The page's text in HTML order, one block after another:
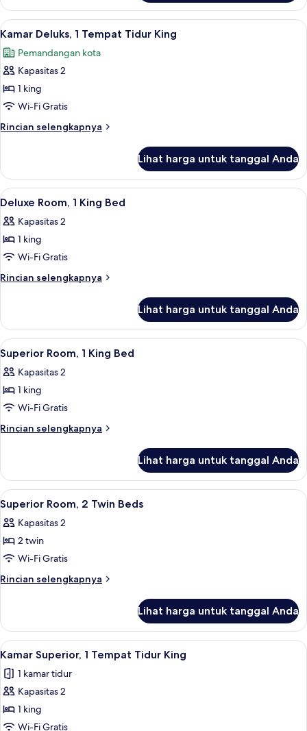
Suite
Junior
Lihat
semua
foto
untuk
Kamar
Deluks,
1
Tempat
King
Kamar Deluks, 1 Tempat Tidur King |
8
Kamar Deluks, 1 Tempat Tidur King
Pemandangan kota
Kapasitas 2
1 king
Wi-Fi Gratis
Rincian selengkapnya
Rincian
Kamar
Deluks,
1
Tidur
King
Lihat harga untuk tanggal Anda
Lihat
semua
foto
untuk
Deluxe
Room,
Bed
Minibar, brankas, meja kerja, dan
7
Deluxe Room, 1 King Bed
Kapasitas 2
1 king
Wi-Fi Gratis
Rincian selengkapnya
Rincian
Deluxe
Room,
1
King
Bed
Lihat harga untuk tanggal Anda
Lihat
semua
foto
untuk
Superior
Room,
Bed
Minibar, brankas, meja kerja, dan
5
Superior Room, 1 King Bed
Kapasitas 2
1 king
Wi-Fi Gratis
Rincian selengkapnya
Rincian
Superior
Room,
1
King
Bed
Lihat harga untuk tanggal Anda
Lihat
semua
foto
untuk
Superior
Room,
Beds
Minibar, brankas, meja kerja, dan
5
Superior Room, 2 Twin Beds
Kapasitas 2
2 twin
Wi-Fi Gratis
Rincian selengkapnya
Rincian
Superior
Room,
2
Beds
Lihat harga untuk tanggal Anda
Lihat
semua
foto
untuk
Kamar
Superior,
Minibar, brankas, meja kerja, dan
5
Kamar Superior, 1 Tempat Tidur King
1 kamar tidur
Kapasitas 2
1 king
Wi-Fi Gratis